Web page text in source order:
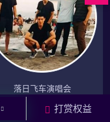
落日飞车演唱会
打赏权益